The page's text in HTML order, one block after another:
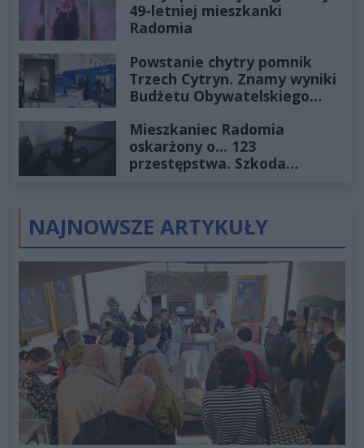
49-letniej mieszkanki
Radomia
Powstanie chytry pomnik
Trzech Cytryn. Znamy wyniki
Budżetu Obywatelskiego
Mieszkaniec Radomia
oskarżony o... 123
przestępstwa. Szkoda
NAJNOWSZE ARTYKUŁY